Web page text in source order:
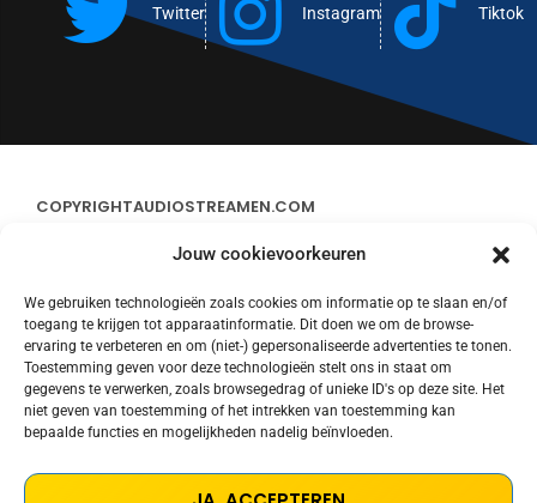
Jouw cookievoorkeuren
We gebruiken technologieën zoals cookies om informatie op te slaan en/of
toegang te krijgen tot apparaatinformatie. Dit doen we om de browse-
ervaring te verbeteren en om (niet-) gepersonaliseerde advertenties te tonen.
Toestemming geven voor deze technologieën stelt ons in staat om
gegevens te verwerken, zoals browsegedrag of unieke ID's op deze site. Het
niet geven van toestemming of het intrekken van toestemming kan
bepaalde functies en mogelijkheden nadelig beïnvloeden.
Twitter Instagram Tiktok
COPYRIGHTAUDIOSTREAMEN.COM
CONTACT
STREAMS